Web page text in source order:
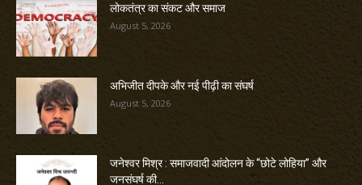
लोकतंत्र का संकट और समाज
August 5, 2026
अभिजीत दीपके और नई पीढ़ी का संघर्ष
August 5, 2026
जनेश्वर मिश्र : समाजवादी आंदोलन के “छोटे लोहिया” और
जनसंघर्ष की...